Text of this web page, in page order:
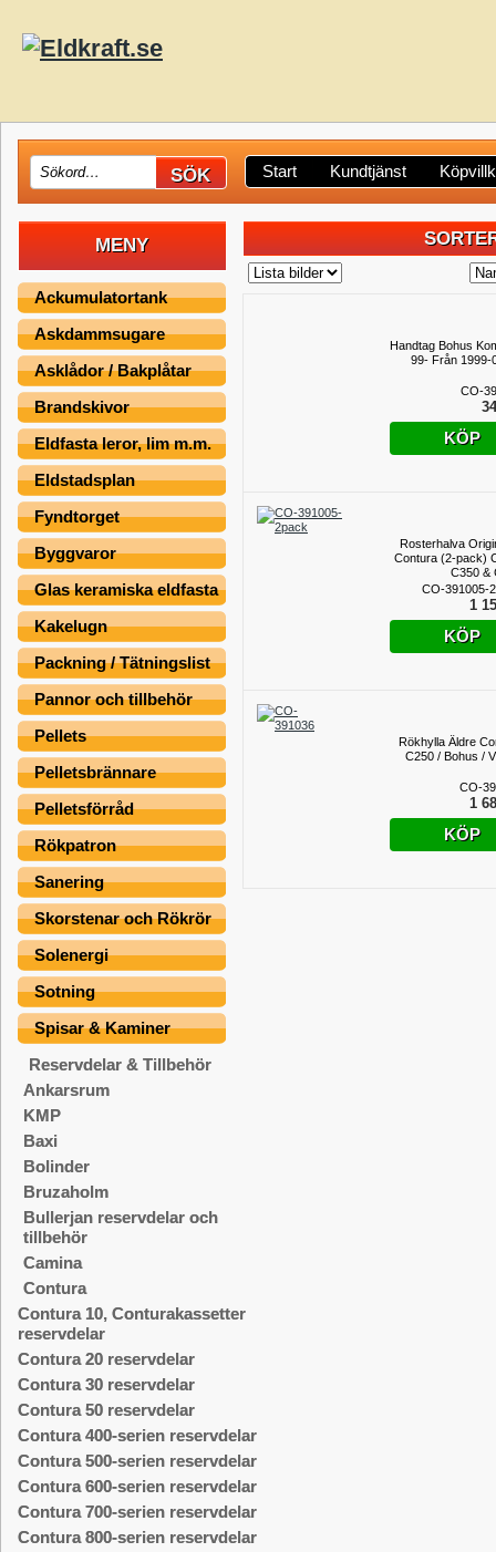
Start Kundtjänst
MENY
Ackumulatortank
Askdammsugare
Asklådor / Bakplåtar
Brandskivor
Eldfasta leror, lim m.m.
Eldstadsplan
Fyndtorget
Byggvaror
Glas keramiska eldfasta
Kakelugn
Packning / Tätningslist
Pannor och tillbehör
Pellets
Pelletsbrännare
Pelletsförråd
Rökpatron
Sanering
Skorstenar och Rökrör
Solenergi
Sotning
Spisar & Kaminer
Reservdelar & Tillbehör
Ankarsrum
KMP
Baxi
Bolinder
Bruzaholm
Bullerjan reservdelar och
tillbehör
Camina
Contura
Contura 10, Conturakassetter
reservdelar
Contura 20 reservdelar
Contura 30 reservdelar
Contura 50 reservdelar
Contura 400-serien reservdelar
Contura 500-serien reservdelar
Contura 600-serien reservdelar
Contura 700-serien reservdelar
Contura 800-serien reservdelar
Handtag Bohus
99- Från 1999-
CO-
KÖP
Rosterhalva
Contura (2-pack)
C350 &
CO-391005-
1
KÖP
Rökhylla Äldre
C250 / Bohus /
CO-
1
KÖP